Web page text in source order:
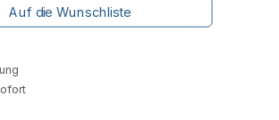
Auf die Wunschliste